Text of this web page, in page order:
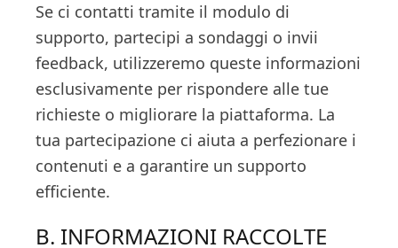
Se ci contatti tramite il modulo di
supporto, partecipi a sondaggi o invii
feedback, utilizzeremo queste informazioni
esclusivamente per rispondere alle tue
richieste o migliorare la piattaforma. La
tua partecipazione ci aiuta a perfezionare i
contenuti e a garantire un supporto
efficiente.
B. INFORMAZIONI RACCOLTE